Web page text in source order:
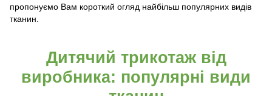
пропонуємо Вам короткий огляд найбільш популярних видів
тканин.
Дитячий трикотаж від
виробника: популярні види